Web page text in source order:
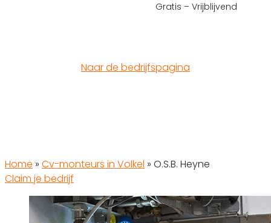
Gratis – Vrijblijvend
Naar de bedrijfspagina
Home » Cv-monteurs in Volkel » O.S.B. Heyne
Claim je bedrijf